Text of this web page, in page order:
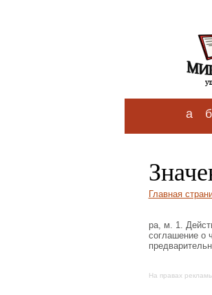
а б
Главная
ра, м. 1.
соглашение о
На правах